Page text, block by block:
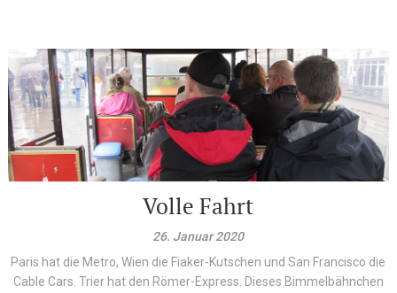
Volle Fahrt
26. Januar 2020
Paris hat die Metro, Wien die Fiaker-Kutschen und San Francisco die
Cable Cars. Trier hat den Römer-Express. Dieses Bimmelbähnchen